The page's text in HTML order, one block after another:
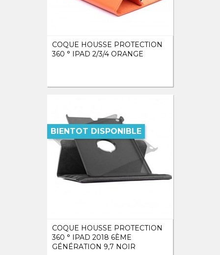
COQUE HOUSSE PROTECTION
360 ° IPAD 2/3/4 ORANGE
COQUE HOUSSE PROTECTION
360 ° IPAD 2018 6ÈME
GÉNÉRATION 9,7 NOIR
BIENTOT DISPONIBLE